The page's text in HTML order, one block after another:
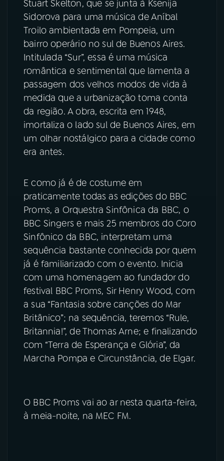
Stuart Skelton, que se junta à Ksenija
Sidorova para uma música de Aníbal
Troilo ambientada em Pompeia, um
bairro operário no sul de Buenos Aires.
Intitulada “Sur”, essa é uma música
romântica e sentimental que lamenta a
passagem dos velhos modos de vida à
medida que a urbanização toma conta
da região. A obra, escrita em 1948,
imortaliza o lado sul de Buenos Aires, em
um olhar nostálgico para a cidade como
era antes.
E como já é de costume em
praticamente todas as edições do BBC
Proms, a Orquestra Sinfônica da BBC, o
BBC Singers e mais 25 membros do Coro
Sinfônico da BBC, interpretam uma
sequência bastante conhecida por quem
já é familiarizado com o evento. Inicia
com uma homenagem ao fundador do
festival BBC Proms, Sir Henry Wood, com
a sua “Fantasia sobre canções do Mar
Britânico”; na sequência, teremos “Rule,
Britannia!”, de Thomas Arne; e finalizando
com “Terra de Esperança e Glória”, da
Marcha Pompa e Circunstância, de Elgar.
O BBC Proms vai ao ar nesta quarta-feira,
à meia-noite, na MEC FM.